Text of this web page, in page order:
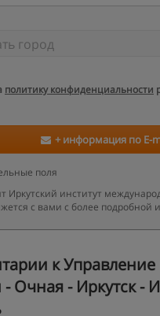
политику конфиденциальности
+ информация по E-
поля
Иркутский институт
с вами с более
к
Очная - Иркутск -